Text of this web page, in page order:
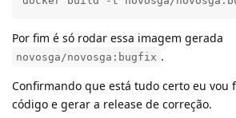
Por fim é só rodar essa imagem gerada
novosga/novosga:bugfix .
Confirmando que está tudo certo eu vou
código e gerar a release de correção.